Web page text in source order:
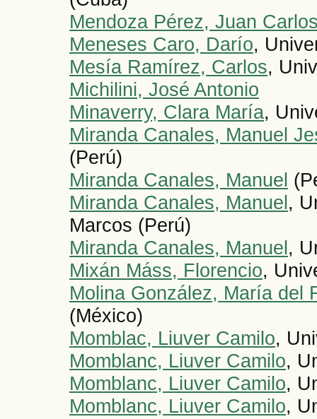
Mendoza Pérez, Juan
Meneses Caro, Darío,
Mesía Ramírez, Carlos,
Michilini, José Antonio
Minaverry, Clara María,
Miranda Canales, Manuel
(Perú)
Miranda Canales, Manuel
Miranda Canales, Manuel,
Marcos (Perú)
Miranda Canales, Manuel,
Mixán Máss, Florencio,
Molina González, María del
(México)
Momblac, Liuver Camilo,
Momblanc, Liuver Camilo,
Momblanc, Liuver Camilo,
Momblanc, Liuver Camilo,